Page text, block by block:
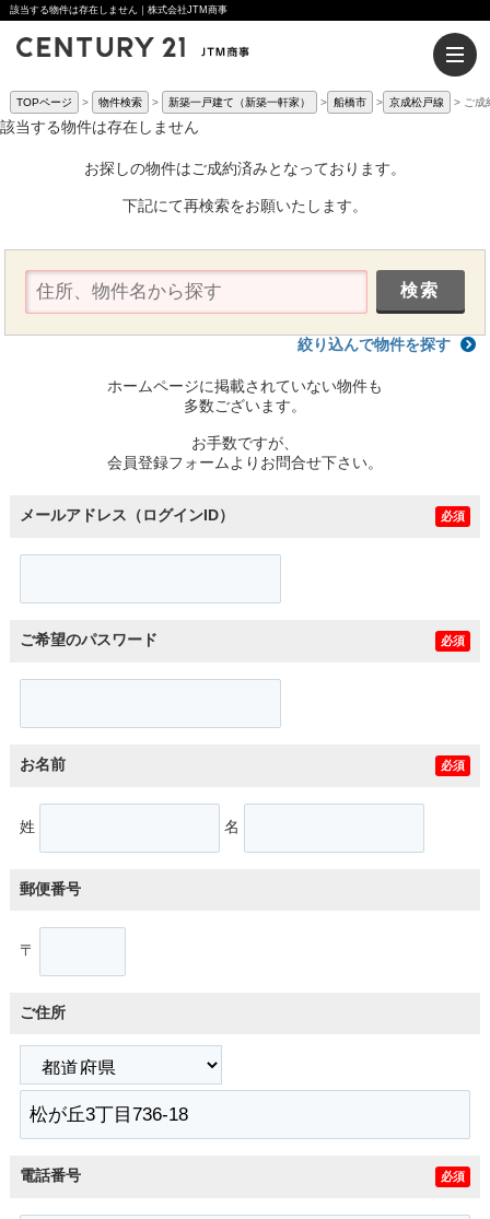
該当する物件は存在しません｜株式会社JTM商事
TOPページ 物件検索 新築一戸建て（新築一軒家） 船橋市 京成松戸線 ご成
該当する物件は存在しません
お探しの物件はご成約済みとなっております。
下記にて再検索をお願いたします。
絞り込んで物件を探す
ホームページに掲載されていない物件も
多数ございます。
お手数ですが、
会員登録フォームよりお問合せ下さい。
メールアドレス（ログインID） 必須
ご希望のパスワード 必須
お名前 必須
姓 名
郵便番号
〒
ご住所
電話番号 必須